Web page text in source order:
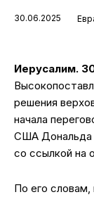
30.06.2025
Иерусалим.
решения
начала
США Дональда
со ссылкой на
По его словам,